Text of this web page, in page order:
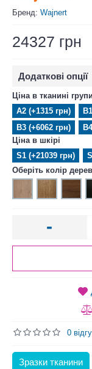
Бренд: Wajnert
24327 грн
Додаткові опції
Ціна в тканині групи
А2 (+1315 грн)
В3 (+6062 грн)
Ціна в шкірі
S1 (+21039 грн)
Оберіть колір
-
0
Зразки тканини